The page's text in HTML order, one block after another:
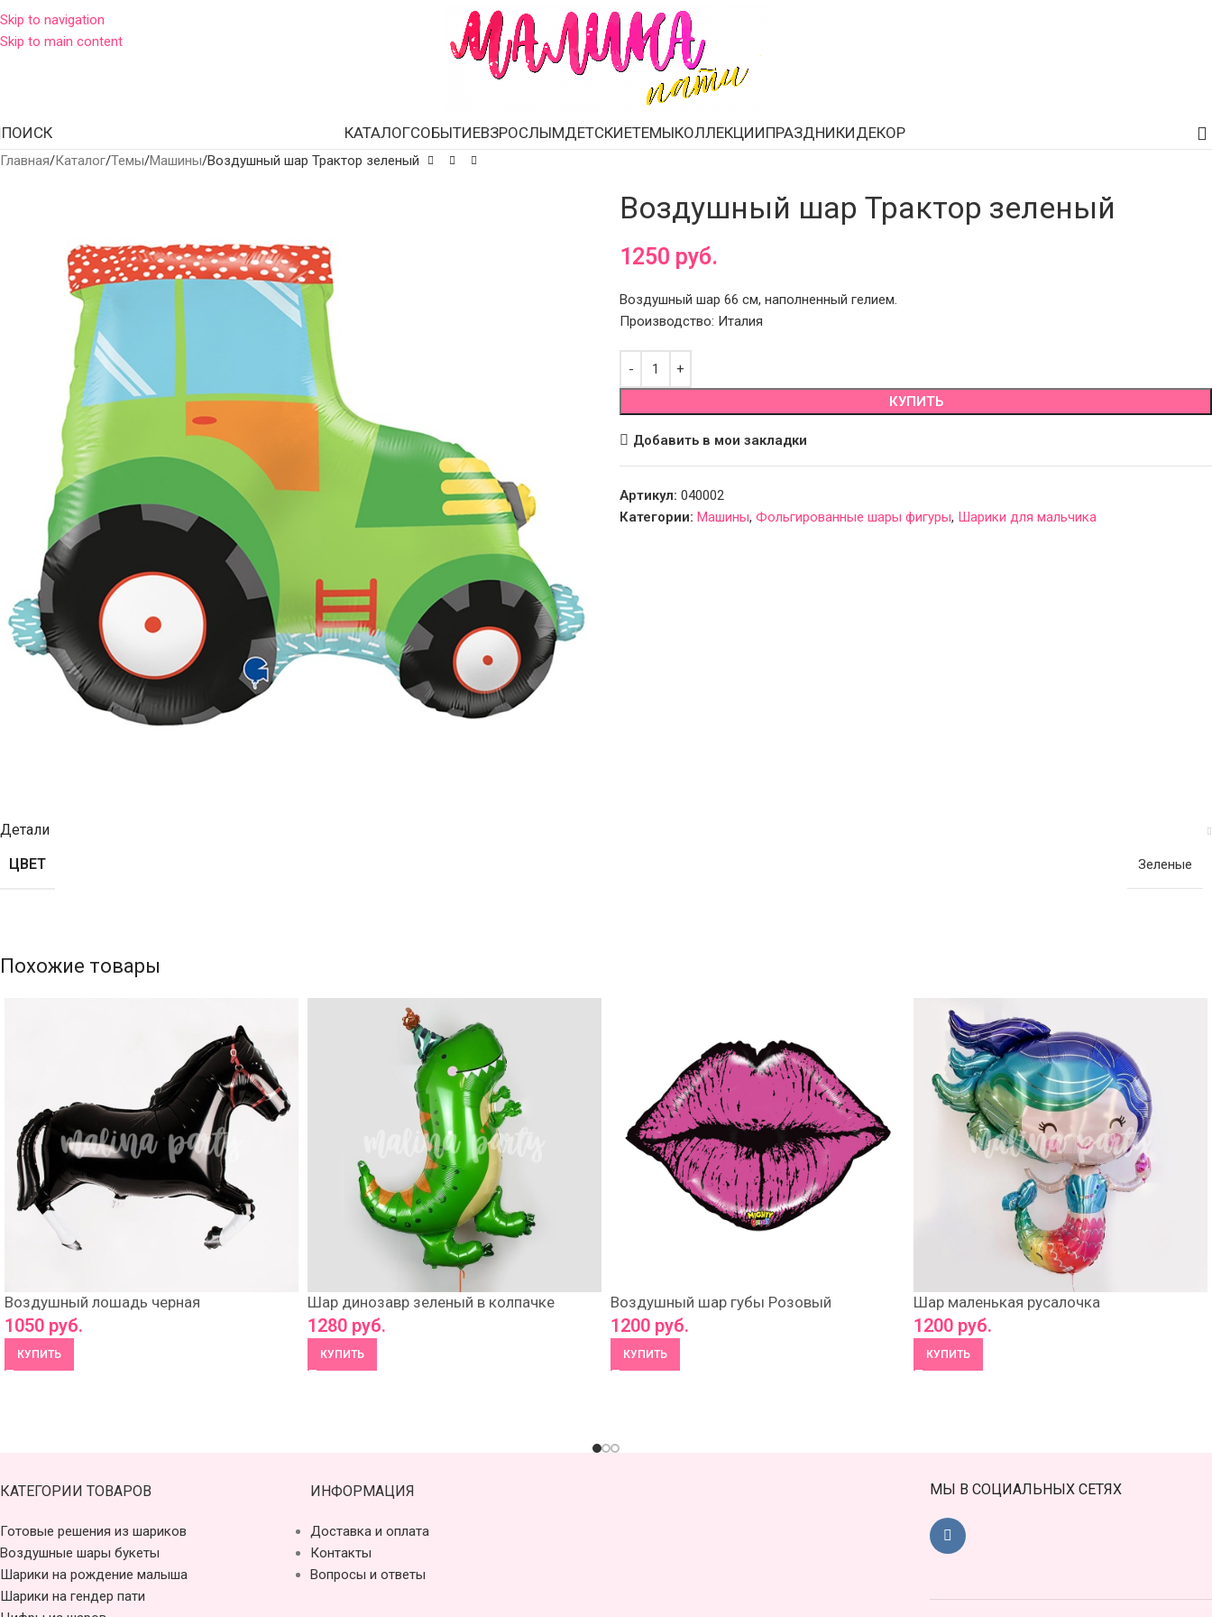
Skip to navigation
Skip to main content
ПОИСК КАТАЛОГСОБЫТИЕВЗРОСЛЫМДЕТСКИЕТЕМЫКОЛЛЕКЦИИПРАЗДНИКИДЕКОР
Главная Каталог Темы Машины Воздушный шар Трактор зеленый
Воздушный шар Трактор зеленый
1250 руб.
Воздушный шар 66 см, наполненный гелием.
Производство: Италия
КУПИТЬ
Добавить в мои закладки
Артикул: 040002
Категории: Машины, Фольгированные шары фигуры, Шарики для мальчика
Детали
ЦВЕТ
Зеленые
Похожие товары
Воздушный лошадь черная
1050 руб.
КУПИТЬ
Шар динозавр зеленый в колпачке
1280 руб.
КУПИТЬ
Воздушный шар губы Розовый
1200 руб.
КУПИТЬ
Шар маленькая русалочка
1200 руб.
КУПИТЬ
КАТЕГОРИИ ТОВАРОВ
Готовые решения из шариков
Воздушные шары букеты
Шарики на рождение малыша
Шарики на гендер пати
ИНФОРМАЦИЯ
Доставка и оплата
Контакты
Вопросы и ответы
МЫ В СОЦИАЛЬНЫХ СЕТЯХ